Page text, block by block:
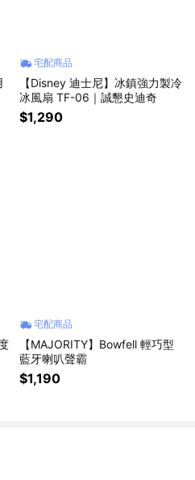
宅配商品
【Disney 迪士尼】冰鎮強力製冷
冰風扇 TF-06｜誠懇史迪奇
$1,290
宅配商品
【MAJORITY】Bowfell 輕巧型
藍牙喇叭聲霸
$1,190